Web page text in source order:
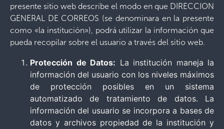
presente sitio web describe el modo en que DIRECCION
GENERAL DE CORREOS (se denominara en la presente
como «la institución»), podrá utilizar la información que
pueda recopilar sobre el usuario a través del sitio web.
Protección de Datos: La institución maneja la
información del usuario con los niveles máximos
de protección posibles en un sistema
automatizado de tratamiento de datos. La
información del usuario se incorpora a bases de
datos y archivos propiedad de la institución y